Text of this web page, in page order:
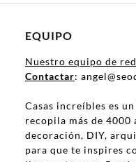
EQUIPO
Nuestro equipo de
Contactar:
Casas increíbles es un
recopila más de
decoración, DIY,
para que te inspires